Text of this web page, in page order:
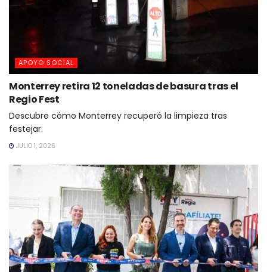
APOYO SOCIAL
Monterrey retira 12 toneladas de basura tras el
Regio Fest
Descubre cómo Monterrey recuperó la limpieza tras
festejar.
JULIO 1, 2026